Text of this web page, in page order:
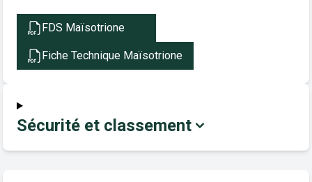
FDS Maïsotrione
Fiche Technique Maïsotrione
Sécurité et classement